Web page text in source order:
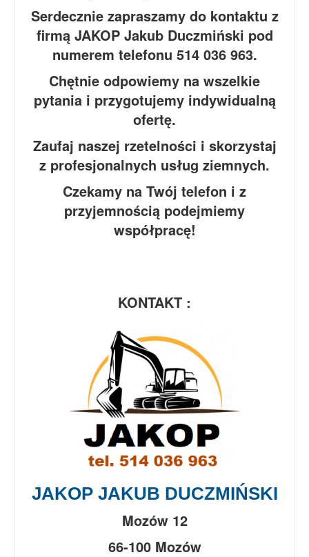
Serdecznie zapraszamy do kontaktu z
firmą JAKOP Jakub Duczmiński pod
numerem telefonu 514 036 963.
Chętnie odpowiemy na wszelkie
pytania i przygotujemy indywidualną
ofertę.
Zaufaj naszej rzetelności i skorzystaj
z profesjonalnych usług ziemnych.
Czekamy na Twój telefon i z
przyjemnością podejmiemy
współpracę!
KONTAKT :
JAKOP JAKUB DUCZMIŃSKI
Mozów 12
66-100 Mozów